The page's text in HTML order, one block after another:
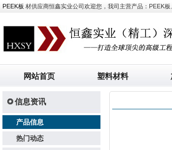
PEEK板 材供应商恒鑫实业公司欢迎您，我司主营产品：PEEK
网站首页 塑料材料
信息资讯
产品信息
热门动态